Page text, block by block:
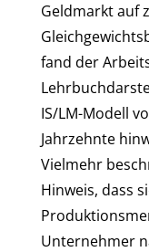
Geldmarkt auf
fand der
IS/LM-Modell
Jahrzehnte
Vielmehr
Hinweis, dass
Unternehmer